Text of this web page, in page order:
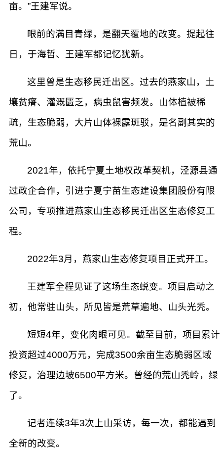
亩。”王建军说。
眼前的满目青绿，是翻天覆地的改变。提起往
日，于海哲、王建军都记忆犹新。
这里曾是生态移民迁出区。过去的燕家山，土
壤贫瘠、灌溉匮乏，病虫鼠害频发。山体植被稀
疏，生态脆弱，大片山体裸露斑驳，是名副其实的
荒山。
2021年，依托宁夏土地权改革契机，泾源县通
过政企合作，引进宁夏宁苗生态建设集团股份有限
公司，专项推进燕家山生态移民迁出区生态修复工
程。
2022年3月，燕家山生态修复项目正式开工。
王建军全程见证了这场生态蜕变。项目启动之
初，他常驻山头，所见皆是荒草遍地、山头光秃。
短短4年，变化肉眼可见。截至目前，项目累计
投资超过4000万元，完成3500余亩生态脆弱区域
修复，治理边坡6500平方米。曾经的荒山秃岭，绿
了。
记者连续3年3次上山采访，每一次，都能遇到
全新的改变。